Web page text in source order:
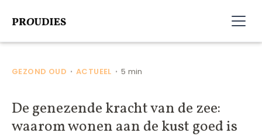
GEZOND OUD • ACTUEEL • 5 min
De genezende kracht van de zee:
waarom wonen aan de kust goed is